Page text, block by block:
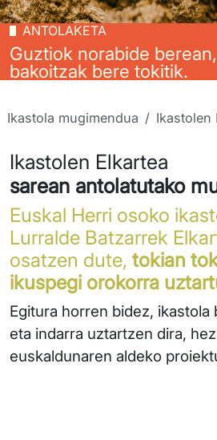
ANTOLAKETA
Guztiok norabide berean,
bakoitzak bere tokitik.
Ikastola mugimendua Ikastolen
Ikastolen Elkartea
sarean antolatutako
Euskal Herri osoko
Lurralde Batzarrek
osatzen dute, tokian
ikuspegi orokorra
Egitura horren bidez, ikastola
eta indarra uztartzen dira,
euskaldunaren aldeko